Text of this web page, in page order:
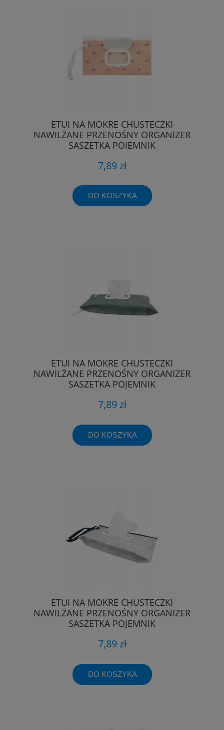
ETUI NA MOKRE CHUSTECZKI
NAWILŻANE PRZENOŚNY ORGANIZER
SASZETKA POJEMNIK
7,89 zł
DO KOSZYKA
ETUI NA MOKRE CHUSTECZKI
NAWILŻANE PRZENOŚNY ORGANIZER
SASZETKA POJEMNIK
7,89 zł
DO KOSZYKA
ETUI NA MOKRE CHUSTECZKI
NAWILŻANE PRZENOŚNY ORGANIZER
SASZETKA POJEMNIK
7,89 zł
DO KOSZYKA